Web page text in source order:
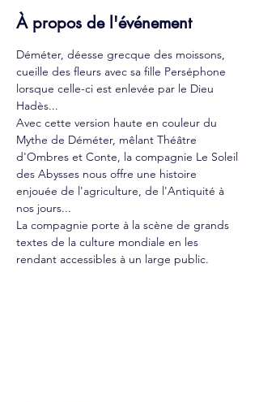
À propos de l'événement
Déméter, déesse grecque des moissons,
cueille des fleurs avec sa fille Perséphone
lorsque celle-ci est enlevée par le Dieu
Hadès...
Avec cette version haute en couleur du
Mythe de Déméter, mêlant Théâtre
d'Ombres et Conte, la compagnie Le Soleil
des Abysses nous offre une histoire
enjouée de l'agriculture, de l'Antiquité à
nos jours...
La compagnie porte à la scène de grands
textes de la culture mondiale en les
rendant accessibles à un large public.